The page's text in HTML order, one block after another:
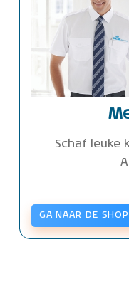
Schaf leuke
GA NAAR DE SHOP